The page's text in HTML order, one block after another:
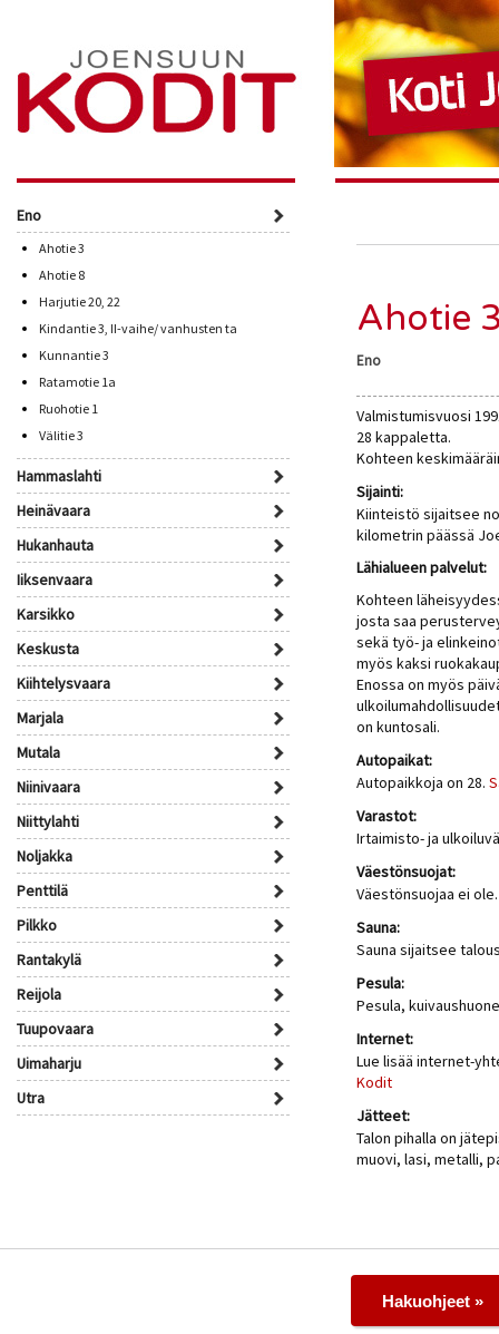
Eno
Ahotie 3
Ahotie 8
Harjutie 20, 22
Kindantie 3, II-vaihe/ vanhusten ta
Kunnantie 3
Ratamotie 1a
Ruohotie 1
Välitie 3
Hammaslahti
Heinävaara
Hukanhauta
Iiksenvaara
Karsikko
Keskusta
Kiihtelysvaara
Marjala
Mutala
Niinivaara
Niittylahti
Noljakka
Penttilä
Pilkko
Rantakylä
Reijola
Tuupovaara
Uimaharju
Utra
Ahotie
Eno
Valmistumisvuosi
28 kappaletta.
Kohteen
Sijainti:
Kiinteistö sijaitsee
kilometrin päässä
Lähialueen palvelut:
Kohteen
josta saa
sekä työ- ja
myös kaksi
Enossa on myös
on kuntosali.
Autopaikat:
Autopaikkoja on 28.
Varastot:
Irtaimisto- ja
Väestönsuojat:
Väestönsuojaa ei ole.
Sauna:
Sauna sijaitsee
Pesula:
Pesula,
Internet:
Lue lisää internet-
Kodit
Jätteet:
Talon pihalla on
muovi, lasi, metalli,
Hakuohjeet »